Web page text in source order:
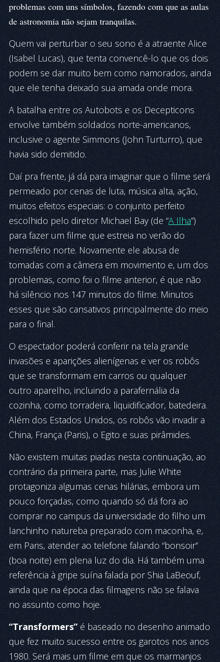
problemas com uns símbolos, fazendo com que as aulas
de astronomia não sejam tranquilas.
Quem vai perturbar o seu sono é a atraente Alice
(Isabel Lucas), que tenta convencê-lo que os dois
podem se dar muito bem como namorados, ainda
que ele tenha deixado sua amada onde mora.
A batalha entre os Autobots e os Decepticons
envolve também soldados norte-americanos,
inclusive o agente Simmons (John Turturro), que
havia sido demitido.
Daí pra frente, já dá para imaginar que o filme será
permeado por cenas de luta, música alta, ação,
muitos efeitos especiais: o conjunto perfeito
escolhido pelo diretor Michael Bay (de “A Ilha”)
para fazer um filme que estreia no verão do
hemisfério norte. Novamente ele abusa de
tomadas com a câmera em movimento e, um dos
problemas, como foi o filme anterior, é que não
há silêncio nos 147 minutos do filme. Minutos
esses que são cansativos principalmente do meio
para o final.
O espectador poderá conferir na tela grande
invasões e aparições alienígenas e ver os robôs
que se transformam em carros ou qualquer
outro aparelho, incluindo a parafernália da
cozinha, como torradeira, liquidificador, batedeira.
Além dos Estados Unidos, os robôs vão invadir a
China, França (Paris), o Egito e suas pirâmides.
Não existem muitas piadas nesta continuação, ao
contrário da primeira parte, mas Julie White
protagoniza algumas cenas hilárias, embora um
pouco forçadas, como quando só dá fora ao
comprar no campus da universidade do filho um
lanchinho natureba preparado com maconha, e,
em Paris, atender ao telefone falando “bonsoir”
(boa noite) em plena luz do dia. Há também uma
referência à gripe suína falada por Shia LaBeouf,
ainda que na época das filmagens não se falava
no assunto como hoje.
“Transformers”é baseado no desenho animado
que fez muito sucesso entre os garotos nos anos
1980. Será mais um filme em que os marmanjos